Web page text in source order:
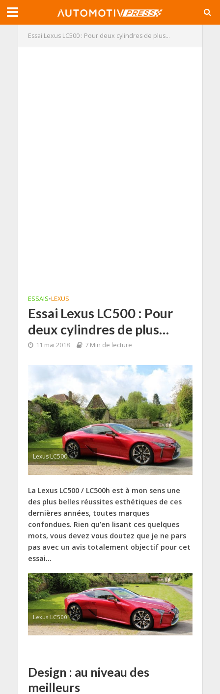
Essai Lexus LC500 : Pour deux cylindres de plus…
ESSAIS•LEXUS
Essai Lexus LC500 : Pour
deux cylindres de plus…
11 mai 2018 7 Min de lecture
Lexus LC500
La Lexus LC500 / LC500h est à mon sens une
des plus belles réussites esthétiques de ces
dernières années, toutes marques
confondues. Rien qu’en lisant ces quelques
mots, vous devez vous doutez que je ne pars
pas avec un avis totalement objectif pour cet
essai…
Lexus LC500
Design : au niveau des
meilleurs